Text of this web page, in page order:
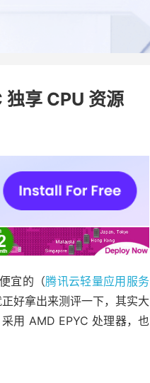
享 CPU 资源
宜的（腾讯云轻量应用服务
好拿出来测评一下，其实大
用 AMD EPYC 处理器，也